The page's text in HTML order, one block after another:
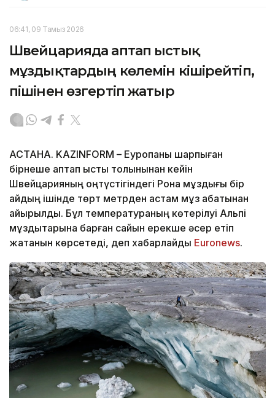
06:41, 09 Тамыз 2026
Швейцарияда аптап ыстық
мұздықтардың көлемін кішірейтіп,
пішінен өзгертіп жатыр
АСТАНА. KAZINFORM – Еуропаны шарпыған
бірнеше аптап ыстық толқынынан кейін
Швейцарияның оңтүстігіндегі Рона мұздығы бір
айдың ішінде төрт метрден астам мұз қабатынан
айырылды. Бұл температураның көтерілуі Альпі
мұздықтарына барған сайын ерекше әсер етіп
жатқанын көрсетеді, деп хабарлайды Еuronews.